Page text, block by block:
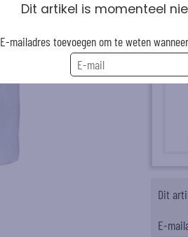
Dit
E-
Dit artikel is momenteel
E-mailadres toevoegen om te weten